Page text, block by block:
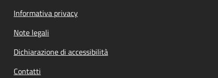
Informativa privacy
Note legali
Dichiarazione di accessibilità
Contatti